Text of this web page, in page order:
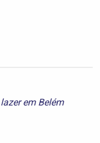
lazer em Belém